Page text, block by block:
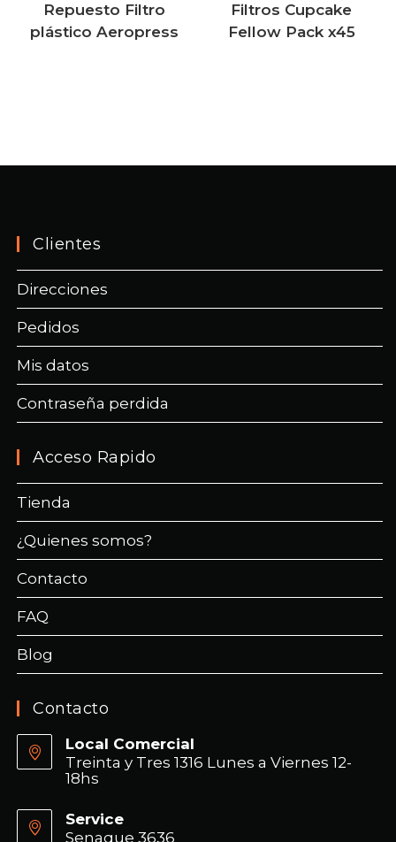
Repuesto Filtro
plástico Aeropress
Filtros Cupcake
Fellow Pack x45
Clientes
Direcciones
Pedidos
Mis datos
Contraseña perdida
Acceso Rapido
Tienda
¿Quienes somos?
Contacto
FAQ
Blog
Contacto
Local Comercial
Treinta y Tres 1316 Lunes a Viernes 12-
18hs
Service
Senaque 3636